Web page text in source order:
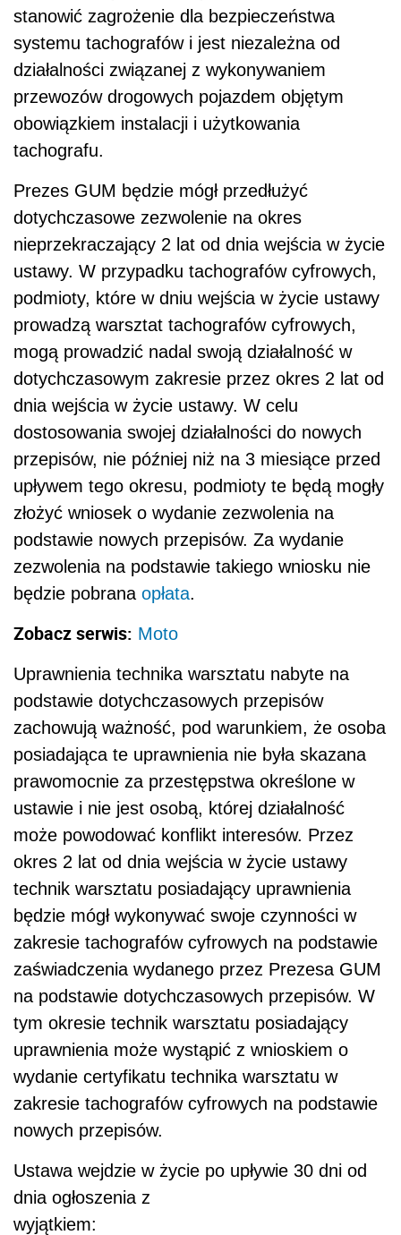
stanowić zagrożenie dla bezpieczeństwa
systemu tachografów i jest niezależna od
działalności związanej z wykonywaniem
przewozów drogowych pojazdem objętym
obowiązkiem instalacji i użytkowania
tachografu.
Prezes GUM będzie mógł przedłużyć
dotychczasowe zezwolenie na okres
nieprzekraczający 2 lat od dnia wejścia w życie
ustawy. W przypadku tachografów cyfrowych,
podmioty, które w dniu wejścia w życie ustawy
prowadzą warsztat tachografów cyfrowych,
mogą prowadzić nadal swoją działalność w
dotychczasowym zakresie przez okres 2 lat od
dnia wejścia w życie ustawy. W celu
dostosowania swojej działalności do nowych
przepisów, nie później niż na 3 miesiące przed
upływem tego okresu, podmioty te będą mogły
złożyć wniosek o wydanie zezwolenia na
podstawie nowych przepisów. Za wydanie
zezwolenia na podstawie takiego wniosku nie
będzie pobrana opłata.
Zobacz serwis: Moto
Uprawnienia technika warsztatu nabyte na
podstawie dotychczasowych przepisów
zachowują ważność, pod warunkiem, że osoba
posiadająca te uprawnienia nie była skazana
prawomocnie za przestępstwa określone w
ustawie i nie jest osobą, której działalność
może powodować konflikt interesów. Przez
okres 2 lat od dnia wejścia w życie ustawy
technik warsztatu posiadający uprawnienia
będzie mógł wykonywać swoje czynności w
zakresie tachografów cyfrowych na podstawie
zaświadczenia wydanego przez Prezesa GUM
na podstawie dotychczasowych przepisów. W
tym okresie technik warsztatu posiadający
uprawnienia może wystąpić z wnioskiem o
wydanie certyfikatu technika warsztatu w
zakresie tachografów cyfrowych na podstawie
nowych przepisów.
Ustawa wejdzie w życie po upływie 30 dni od
dnia ogłoszenia z
wyjątkiem: